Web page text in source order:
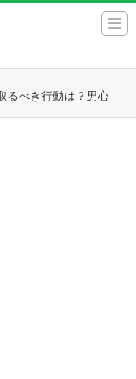
るべき行動は？男心